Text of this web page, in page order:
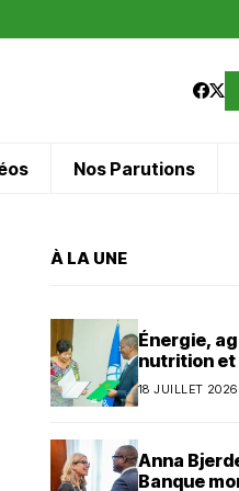
Nos Parutions
À LA UNE
Énergie,
nutrition et
Banque
18 JUILLET 2026
Anna
Banque